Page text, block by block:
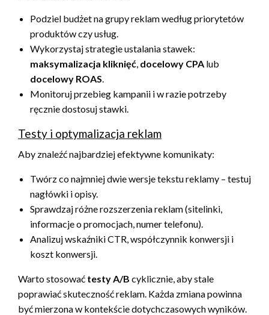
Podziel budżet na grupy reklam według priorytetów
produktów czy usług.
Wykorzystaj strategie ustalania stawek:
maksymalizacja kliknięć, docelowy CPA lub
docelowy ROAS.
Monitoruj przebieg kampanii i w razie potrzeby
ręcznie dostosuj stawki.
Testy i optymalizacja reklam
Aby znaleźć najbardziej efektywne komunikaty:
Twórz co najmniej dwie wersje tekstu reklamy – testuj
nagłówki i opisy.
Sprawdzaj różne rozszerzenia reklam (sitelinki,
informacje o promocjach, numer telefonu).
Analizuj wskaźniki CTR, współczynnik konwersji i
koszt konwersji.
Warto stosować testy A/B cyklicznie, aby stale
poprawiać skuteczność reklam. Każda zmiana powinna
być mierzona w kontekście dotychczasowych wyników.